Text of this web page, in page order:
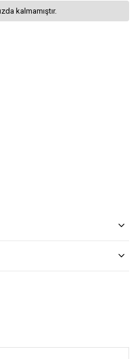
kalmamıştır.